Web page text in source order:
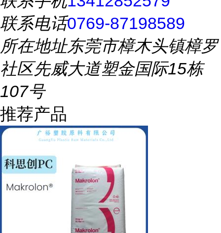
联系电话0769-87198589
所在地址东莞市樟木头镇樟罗
社区先威大道塑金国际15栋
107号
推荐产品